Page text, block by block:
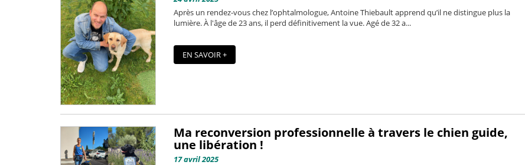
Après un rendez-vous chez l’ophtalmologue, Antoine Thiebault apprend qu’il ne distingue plus la
lumière. À l'âge de 23 ans, il perd définitivement la vue. Agé de 32 a...
EN SAVOIR +
Ma reconversion professionnelle à travers le chien guide,
une libération !
17 avril 2025